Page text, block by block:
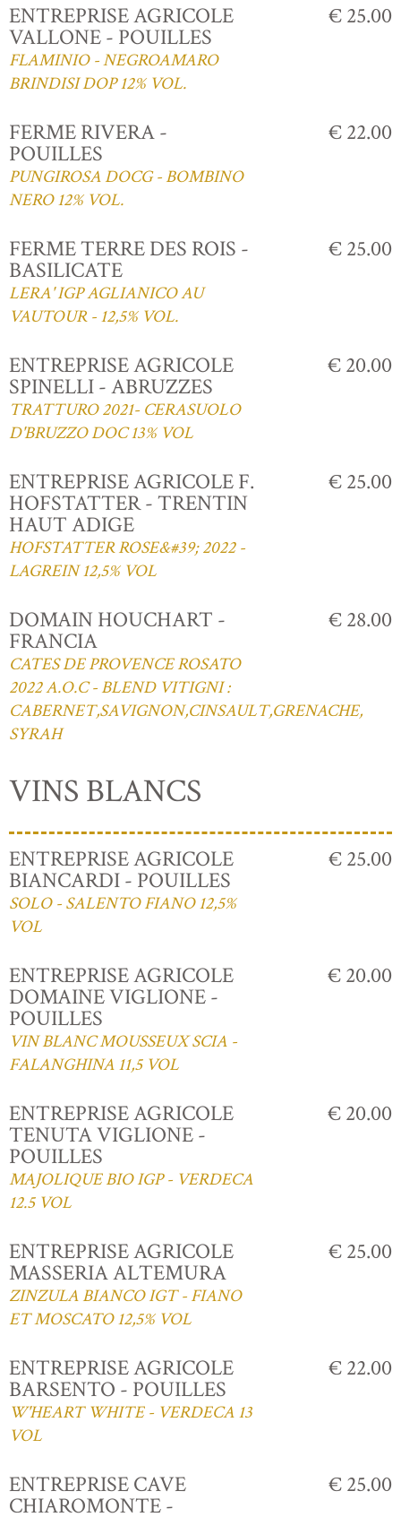
ENTREPRISE AGRICOLE
VALLONE - POUILLES
FLAMINIO - NEGROAMARO
BRINDISI DOP 12% VOL.
€ 25.00
FERME RIVERA -
POUILLES
PUNGIROSA DOCG - BOMBINO
NERO 12% VOL.
€ 22.00
FERME TERRE DES ROIS -
BASILICATE
LERA' IGP AGLIANICO AU
VAUTOUR - 12,5% VOL.
€ 25.00
ENTREPRISE AGRICOLE
SPINELLI - ABRUZZES
TRATTURO 2021- CERASUOLO
D'BRUZZO DOC 13% VOL
€ 20.00
ENTREPRISE AGRICOLE F.
HOFSTATTER - TRENTIN
HAUT ADIGE
HOFSTATTER ROSE&#39; 2022 -
LAGREIN 12,5% VOL
€ 25.00
DOMAIN HOUCHART -
FRANCIA
CATES DE PROVENCE ROSATO
2022 A.O.C - BLEND VITIGNI :
CABERNET,SAVIGNON,CINSAULT,GRENACHE,
SYRAH
€ 28.00
VINS BLANCS
ENTREPRISE AGRICOLE
BIANCARDI - POUILLES
SOLO - SALENTO FIANO 12,5%
VOL
€ 25.00
ENTREPRISE AGRICOLE
DOMAINE VIGLIONE -
POUILLES
VIN BLANC MOUSSEUX SCIA -
FALANGHINA 11,5 VOL
€ 20.00
ENTREPRISE AGRICOLE
TENUTA VIGLIONE -
POUILLES
MAJOLIQUE BIO IGP - VERDECA
12.5 VOL
€ 20.00
ENTREPRISE AGRICOLE
MASSERIA ALTEMURA
ZINZULA BIANCO IGT - FIANO
ET MOSCATO 12,5% VOL
€ 25.00
ENTREPRISE AGRICOLE
BARSENTO - POUILLES
W'HEART WHITE - VERDECA 13
VOL
€ 22.00
ENTREPRISE CAVE
CHIAROMONTE -
€ 25.00